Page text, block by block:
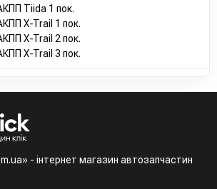
Tiida 1 пок.
X-Trail 1 пок.
X-Trail 2 пок.
X-Trail 3 пок.
- інтернет магазин автозапчастин